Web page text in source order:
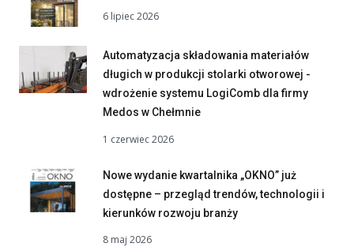
6 lipiec 2026
Automatyzacja składowania materiałów
długich w produkcji stolarki otworowej -
wdrożenie systemu LogiComb dla firmy
Medos w Chełmnie
1 czerwiec 2026
Nowe wydanie kwartalnika „OKNO” już
dostępne – przegląd trendów, technologii i
kierunków rozwoju branży
8 maj 2026